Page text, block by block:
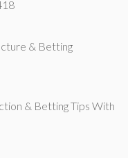
& Betting
& Betting Tips With